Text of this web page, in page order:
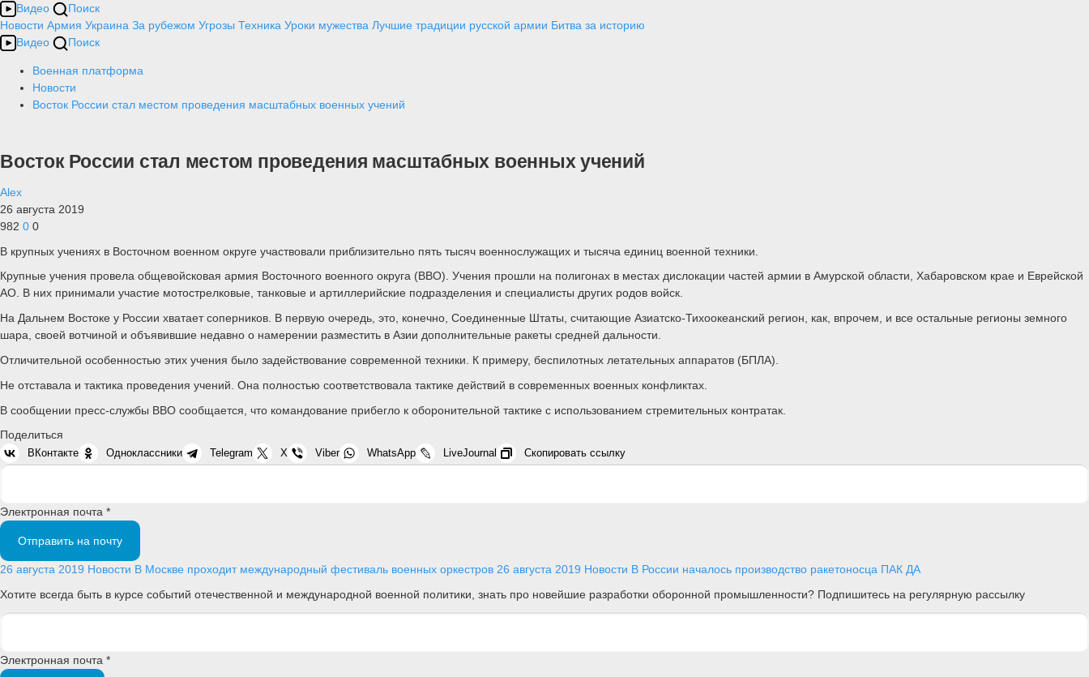
Видео
Поиск
Новости Армия Украина За рубежом Угрозы Техника Уроки мужества Лучшие традиции русской армии Битва за историю
Видео
Поиск
Военная платформа
Новости
Восток России стал местом проведения масштабных военных учений
Восток России стал местом проведения масштабных военных учений
Alex
26 августа 2019
982 0 0
В крупных учениях в Восточном военном округе участвовали приблизительно пять тысяч военнослужащих и тысяча единиц военной техники.
Крупные учения провела общевойсковая армия Восточного военного округа (ВВО). Учения прошли на полигонах в местах дислокации частей армии в Амурской области, Хабаровском крае и Еврейской
АО. В них принимали участие мотострелковые, танковые и артиллерийские подразделения и специалисты других родов войск.
На Дальнем Востоке у России хватает соперников. В первую очередь, это, конечно, Соединенные Штаты, считающие Азиатско-Тихоокеанский регион, как, впрочем, и все остальные регионы земного
шара, своей вотчиной и объявившие недавно о намерении разместить в Азии дополнительные ракеты средней дальности.
Отличительной особенностью этих учения было задействование современной техники. К примеру, беспилотных летательных аппаратов (БПЛА).
Не отставала и тактика проведения учений. Она полностью соответствовала тактике действий в современных военных конфликтах.
В сообщении пресс-службы ВВО сообщается, что командование прибегло к оборонительной тактике с использованием стремительных контратак.
Поделиться
ВКонтакте Одноклассники Telegram X Viber WhatsApp LiveJournal Скопировать ссылку
Электронная почта *
Отправить на почту
26 августа 2019 Новости В Москве проходит международный фестиваль военных оркестров 26 августа 2019 Новости В России началось производство ракетоносца ПАК ДА
Хотите всегда быть в курсе событий отечественной и международной военной политики, знать про новейшие разработки оборонной промышленности? Подпишитесь на регулярную рассылку
Электронная почта *